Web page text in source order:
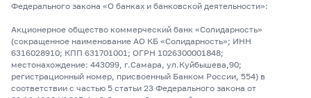
Федерального закона «О банках и банковской деятельности»:
Акционерное общество коммерческий банк «Солидарность»
(сокращенное наименование АО КБ «Солидарность»; ИНН
6316028910; КПП 631701001; ОГРН 1026300001848;
местонахождение: 443099, г.Самара, ул.Куйбышева,90;
регистрационный номер, присвоенный Банком России, 554) в
соответствии с частью 5 статьи 23 Федерального закона от